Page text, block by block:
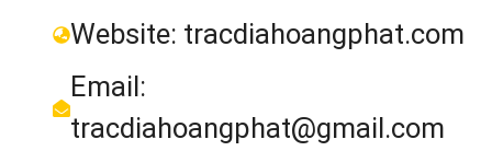
nghiêng 60 độ
3.4 Khảo sát bằng hình ảnh với
Website: tracdiahoangphat.com
Email:
tracdiahoangphat@gmail.com